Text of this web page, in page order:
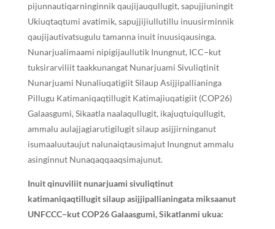
pijunnautiqarninginnik qaujijauqullugit, sapujjiuningit
Ukiuqtaqtumi avatimik, sapujjijiullutillu inuusirminnik
qaujijautivatsugulu tamanna inuit inuusiqausinga.
Nunarjualimaami nipigijaullutik Inungnut, ICC−kut
tuksirarviliit taakkunangat Nunarjuami Sivuliqtinit
Nunarjuami Nunaliuqatigiit Silaup Asijjipallianinga
Pillugu Katimaniqaqtillugit Katimajiuqatigiit (COP26)
Galaasgumi, Sikaatla naalaqullugit, ikajuqtuiqullugit,
ammalu aulajjagiarutigilugit silaup asijjirninganut
isumaaluutaujut nalunaiqtausimajut Inungnut ammalu
asinginnut Nunaqaqqaaqsimajunut.
Inuit qinuviliit nunarjuami sivuliqtinut
katimaniqaqtillugit silaup asijjipallianingata miksaanut
UNFCCC−kut COP26 Galaasgumi, Sikatlanmi ukua: